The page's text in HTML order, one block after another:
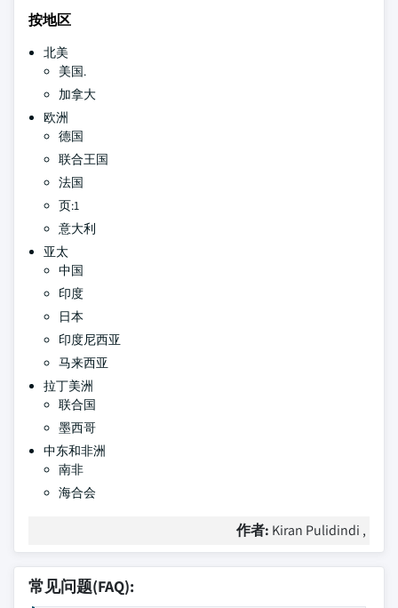
按地区
北美
美国.
加拿大
欧洲
德国
联合王国
法国
页:1
意大利
亚太
中国
印度
日本
印度尼西亚
马来西亚
拉丁美洲
联合国
墨西哥
中东和非洲
南非
海合会
作者: Kiran Pulidindi ,
常见问题(FAQ):